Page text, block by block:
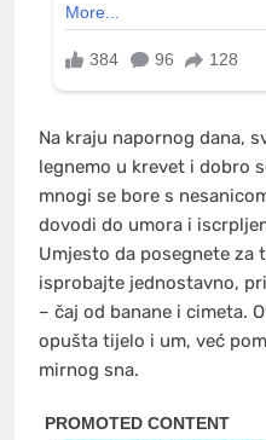
Na kraju napornog dana,
legnemo u krevet i dobro
mnogi se bore s
dovodi do umora i
Umjesto da posegnete za
isprobajte jednostavno,
– čaj od banane i cimeta.
opušta tijelo i um, već
mirnog sna.